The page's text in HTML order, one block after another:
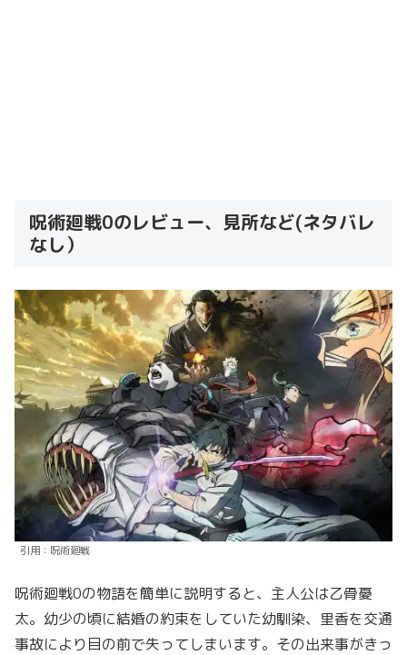
呪術廻戦0のレビュー、見所など(ネタバレ
なし）
引用：呪術廻戦
呪術廻戦0の物語を簡単に説明すると、主人公は乙骨憂
太。幼少の頃に結婚の約束をしていた幼馴染、里香を交通
事故により目の前で失ってしまいます。その出来事がきっ